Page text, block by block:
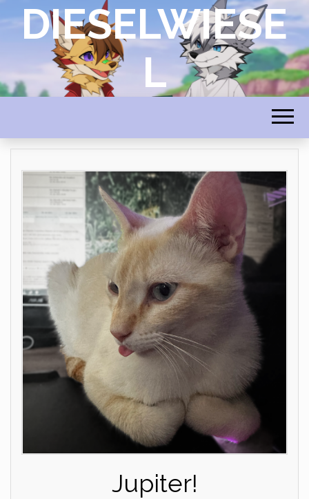
DIESELWIESE
L
Jupiter!